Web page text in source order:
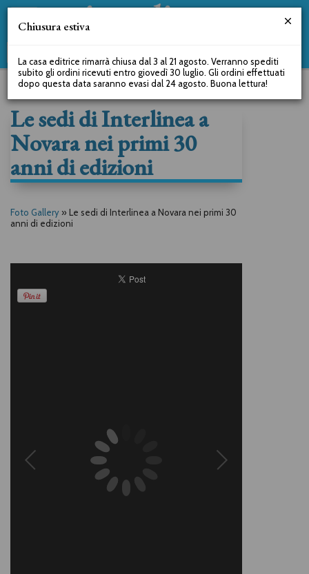
Le sedi di Interlinea a
Novara nei primi 30
anni di edizioni
Foto Gallery » Le sedi di Interlinea a Novara nei primi 30
anni di edizioni
Chiusura estiva
La casa editrice rimarrà chiusa dal 3 al 21 agosto. Verranno spediti
subito gli ordini ricevuti entro giovedì 30 luglio. Gli ordini effettuati
dopo questa data saranno evasi dal 24 agosto. Buona lettura!